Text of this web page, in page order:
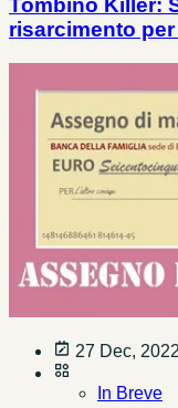
Tombino Killer:
risarcimento
27 Dec, 2022
In Breve